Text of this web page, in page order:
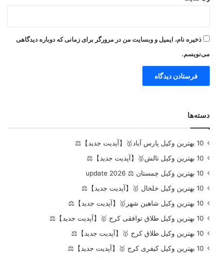
ذخیره نام، ایمیل و وبسایت من در مرورگر برای زمانی که دوباره دیدگاهی
می‌نویسم.
دسته‌ها
10 بهترین وکیل پارس آباد🥇【آپدیت جدید】⚖️
10 بهترین وکیل تالش🥇【آپدیت جدید】⚖️
10 بهترین وکیل چمستان ⚖️ update 2026
10 بهترین وکیل خلخال 🥇【آپدیت جدید】⚖️
10 بهترین وکیل شاهین شهر🥇【آپدیت جدید】⚖️
10 بهترین وکیل طلاق توافقی کرج 🥇【آپدیت جدید】⚖️
10 بهترین وکیل طلاق کرج 🥇【آپدیت جدید】⚖️
10 بهترین وکیل کیفری کرج 🥇【آپدیت جدید】⚖️